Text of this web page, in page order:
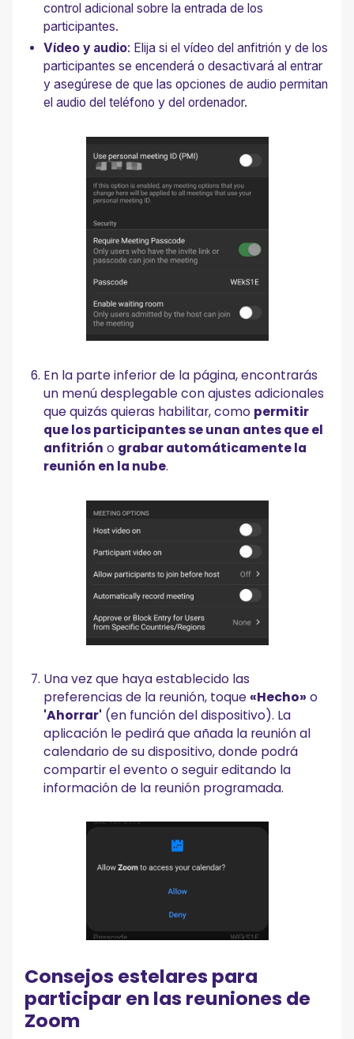
control adicional sobre la entrada de los
participantes.
Vídeo y audio: Elija si el vídeo del anfitrión y de los
participantes se encenderá o desactivará al entrar
y asegúrese de que las opciones de audio permitan
el audio del teléfono y del ordenador.
En la parte inferior de la página, encontrarás
un menú desplegable con ajustes adicionales
que quizás quieras habilitar, como permitir
que los participantes se unan antes que el
anfitrión o grabar automáticamente la
reunión en la nube.
Una vez que haya establecido las
preferencias de la reunión, toque «Hecho» o
'Ahorrar' (en función del dispositivo). La
aplicación le pedirá que añada la reunión al
calendario de su dispositivo, donde podrá
compartir el evento o seguir editando la
información de la reunión programada.
Consejos estelares para
participar en las reuniones de
Zoom